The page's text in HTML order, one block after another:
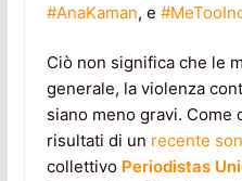
#AnaKaman, e
Ciò non significa che le
generale, la violenza
siano meno gravi. Come
risultati di un recente
collettivo Periodistas